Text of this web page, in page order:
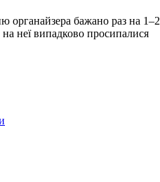
бажано раз на 1–2
на неї випадково просипалися